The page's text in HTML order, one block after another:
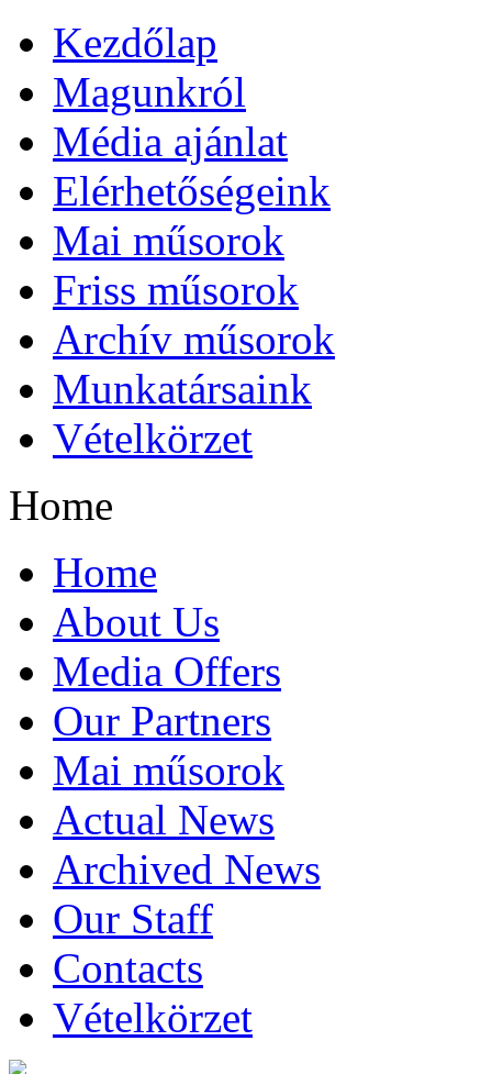
Kezdőlap
Magunkról
Média ajánlat
Elérhetőségeink
Mai műsorok
Friss műsorok
Archív műsorok
Munkatársaink
Vételkörzet
Home
Home
About Us
Media Offers
Our Partners
Mai műsorok
Actual News
Archived News
Our Staff
Contacts
Vételkörzet